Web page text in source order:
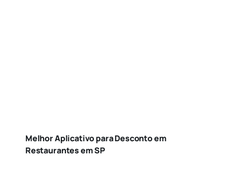
Melhor Aplicativo para Desconto em
Restaurantes em SP